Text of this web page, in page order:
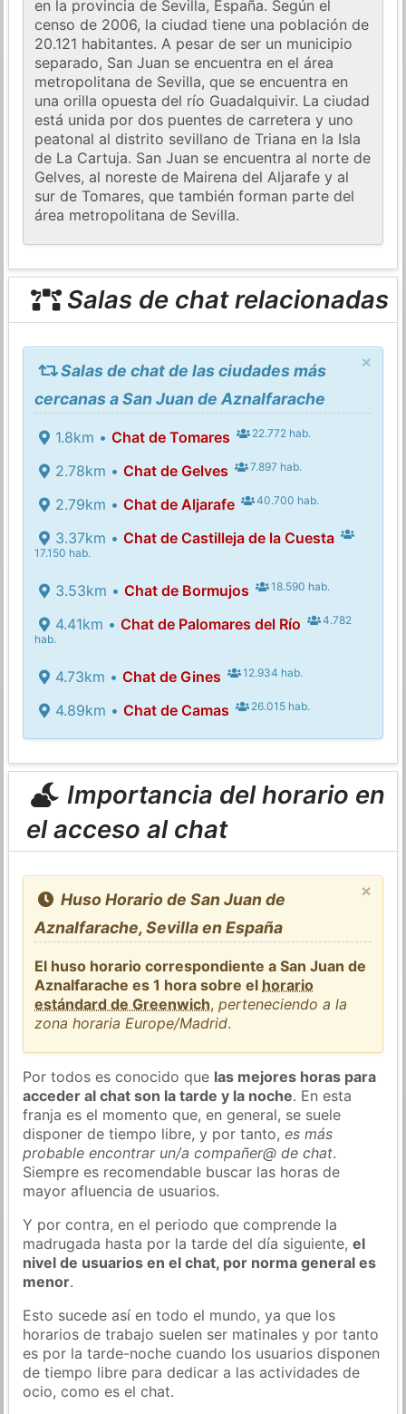
en la provincia de Sevilla, España. Según el
censo de 2006, la ciudad tiene una población de
20.121 habitantes. A pesar de ser un municipio
separado, San Juan se encuentra en el área
metropolitana de Sevilla, que se encuentra en
una orilla opuesta del río Guadalquivir. La ciudad
está unida por dos puentes de carretera y uno
peatonal al distrito sevillano de Triana en la Isla
de La Cartuja. San Juan se encuentra al norte de
Gelves, al noreste de Mairena del Aljarafe y al
sur de Tomares, que también forman parte del
área metropolitana de Sevilla.
Salas de chat relacionadas
×
Salas de chat de las ciudades más
cercanas a San Juan de Aznalfarache
1.8km • Chat de Tomares 22.772 hab.
2.78km • Chat de Gelves 7.897 hab.
2.79km • Chat de Aljarafe 40.700 hab.
3.37km • Chat de Castilleja de la Cuesta
17.150 hab.
3.53km • Chat de Bormujos 18.590 hab.
4.41km • Chat de Palomares del Río
4.782
hab.
4.73km • Chat de Gines 12.934 hab.
4.89km • Chat de Camas 26.015 hab.
Importancia del horario en
el acceso al chat
×
Huso Horario de San Juan de
Aznalfarache, Sevilla en España
El huso horario correspondiente a San Juan de
Aznalfarache es 1 hora sobre el horario
estándard de Greenwich,perteneciendo a la
zona horaria Europe/Madrid.
Por todos es conocido que las mejores horas para
acceder al chat son la tarde y la noche. En esta
franja es el momento que, en general, se suele
disponer de tiempo libre, y por tanto,es más
probable encontrar un/a compañer@ de chat.
Siempre es recomendable buscar las horas de
mayor afluencia de usuarios.
Y por contra, en el periodo que comprende la
madrugada hasta por la tarde del día siguiente,el
nivel de usuarios en el chat, por norma general es
menor.
Esto sucede así en todo el mundo, ya que los
horarios de trabajo suelen ser matinales y por tanto
es por la tarde-noche cuando los usuarios disponen
de tiempo libre para dedicar a las actividades de
ocio, como es el chat.